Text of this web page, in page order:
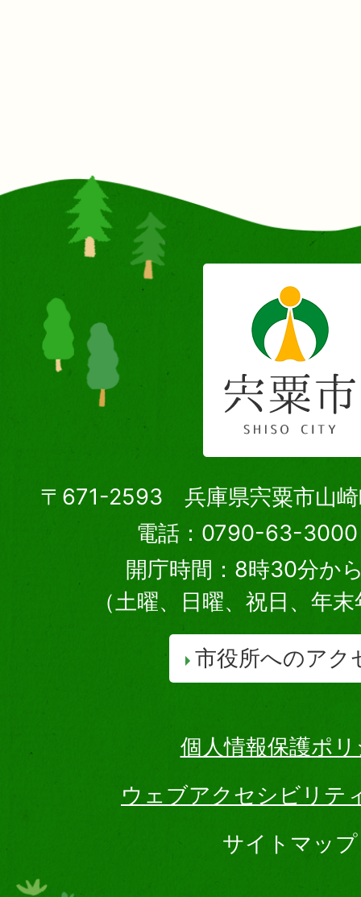
〒671-2593 兵庫県宍粟市山崎
電話：0790-63-3000
開庁時間：8時30分か
（土曜、日曜、祝日、年
市役所へのアク
個人情報保護ポ
ウェブアクセシビリテ
サイトマップ